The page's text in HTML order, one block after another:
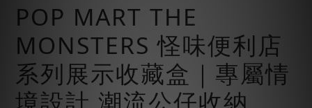
POP MART THE
MONSTERS 怪味便利店
系列展示收藏盒｜專屬情